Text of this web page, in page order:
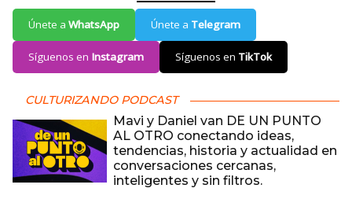
Únete a WhatsApp Únete a Telegram
Síguenos en Instagram Síguenos en TikTok
CULTURIZANDO PODCAST
Mavi y Daniel van DE UN PUNTO
AL OTRO conectando ideas,
tendencias, historia y actualidad en
conversaciones cercanas,
inteligentes y sin filtros.